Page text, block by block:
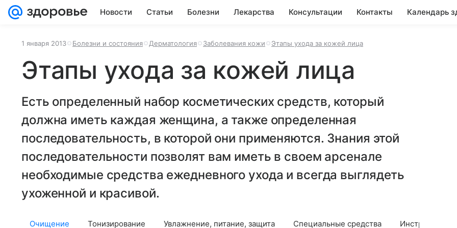
Новости Статьи Болезни Лекарства Консультации Контакты Календарь
1 января 2013 Болезни и состояния Дерматология Заболевания кожи Этапы ухода за кожей лица
Этапы ухода за кожей лица
Есть определенный набор косметических средств, который
должна иметь каждая женщина, а также определенная
последовательность, в которой они применяются. Знания этой
последовательности позволят вам иметь в своем арсенале
необходимые средства ежедневного ухода и всегда выглядеть
ухоженной и красивой.
Очищение Тонизирование Увлажнение, питание, защита Специальные средства Инструкция: